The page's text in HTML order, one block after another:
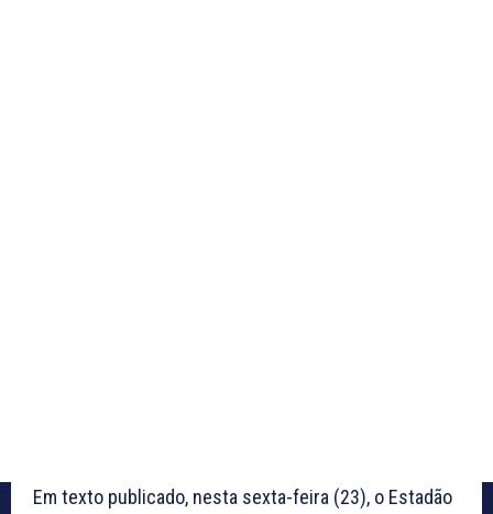
Em texto publicado, nesta sexta-feira (23), o Estadão